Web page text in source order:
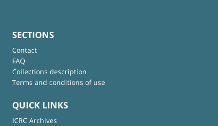
SECTIONS
Contact
FAQ
Collections description
Terms and conditions of use
QUICK LINKS
ICRC Archives